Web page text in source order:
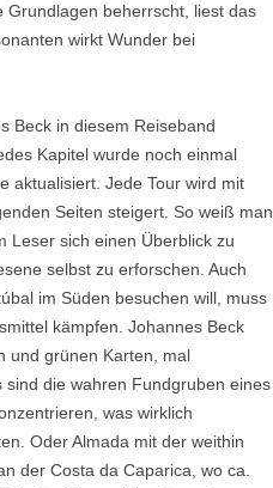
beherrscht, liest das
wirkt Wunder bei
Beck in diesem Reiseband
Kapitel wurde noch einmal
aktualisiert. Jede Tour wird mit
Seiten steigert. So weiß man
Leser sich einen Überblick zu
selbst zu erforschen. Auch
im Süden besuchen will, muss
kämpfen. Johannes Beck
und grünen Karten, mal
die wahren Fundgruben eines
was wirklich
Oder Almada mit der weithin
der Costa da Caparica, wo ca.